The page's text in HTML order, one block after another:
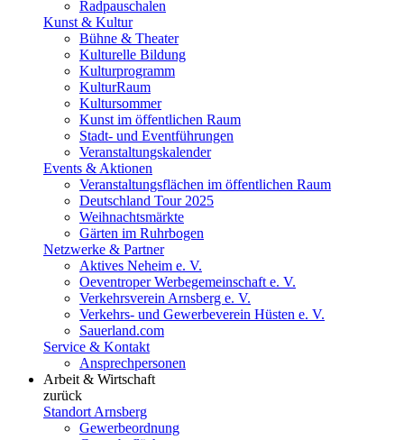
Radpauschalen
Kunst & Kultur
Bühne & Theater
Kulturelle Bildung
Kulturprogramm
KulturRaum
Kultursommer
Kunst im öffentlichen Raum
Stadt- und Eventführungen
Veranstaltungskalender
Events & Aktionen
Veranstaltungsflächen im öffentlichen Raum
Deutschland Tour 2025
Weihnachtsmärkte
Gärten im Ruhrbogen
Netzwerke & Partner
Aktives Neheim e. V.
Oeventroper Werbegemeinschaft e. V.
Verkehrsverein Arnsberg e. V.
Verkehrs- und Gewerbeverein Hüsten e. V.
Sauerland.com
Service & Kontakt
Ansprechpersonen
Arbeit & Wirtschaft
zurück
Standort Arnsberg
Gewerbeordnung